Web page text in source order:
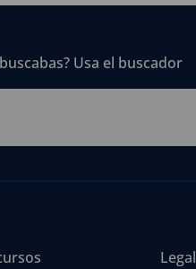
Usa el buscador
Legal